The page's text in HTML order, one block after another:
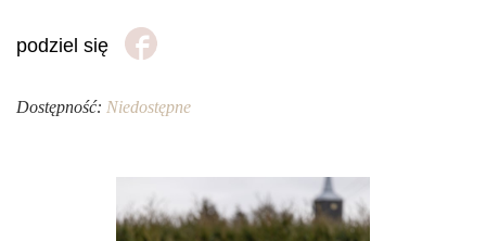
podziel się
Dostępność: Niedostępne